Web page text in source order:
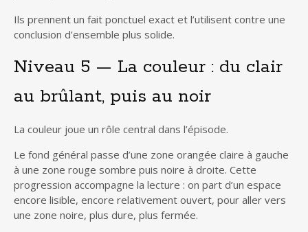
Ils prennent un fait ponctuel exact et l’utilisent contre une
conclusion d’ensemble plus solide.
Niveau 5 — La couleur : du clair
au brûlant, puis au noir
La couleur joue un rôle central dans l’épisode.
Le fond général passe d’une zone orangée claire à gauche
à une zone rouge sombre puis noire à droite. Cette
progression accompagne la lecture : on part d’un espace
encore lisible, encore relativement ouvert, pour aller vers
une zone noire, plus dure, plus fermée.